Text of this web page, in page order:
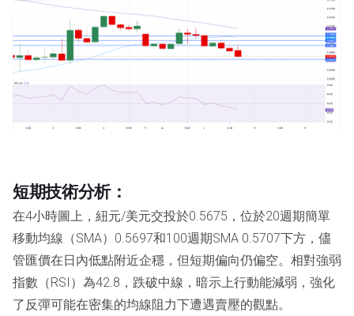
短期技術分析：
在4小時圖上，紐元/美元交投於0.5675，位於20週期簡單
移動均線（SMA）0.5697和100週期SMA 0.5707下方，儘
管匯價在日內低點附近企穩，但短期偏向仍偏空。相對強弱
指數（RSI）為42.8，跌破中線，暗示上行動能減弱，強化
了反彈可能在密集的均線阻力下遭遇賣壓的觀點。